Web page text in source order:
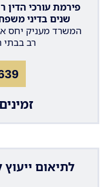
שנים בדיני
המשרד מעניק יחס
רב בבתי
זמינים
לתיאום